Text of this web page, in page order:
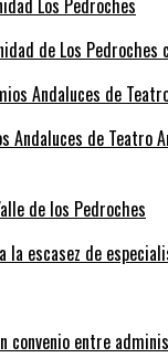
de Los
Andaluces de Teatro
la escasez de
convenio entre